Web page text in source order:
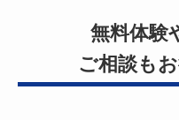
無料体験
ご相談も